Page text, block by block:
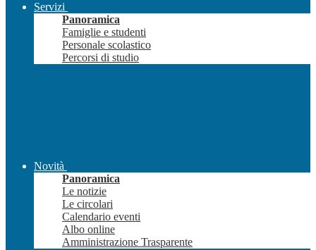
Servizi
Panoramica
Famiglie e studenti
Personale scolastico
Percorsi di studio
Novità
Panoramica
Le notizie
Le circolari
Calendario eventi
Albo online
Amministrazione Trasparente